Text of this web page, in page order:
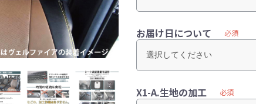
お届け日について 必須
X1-A.生地の加工 必須